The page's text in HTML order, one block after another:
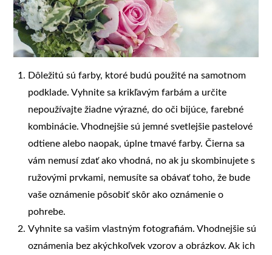
Dôležitú sú farby, ktoré budú použité na samotnom
podklade. Vyhnite sa krikľavým farbám a určite
nepoužívajte žiadne výrazné, do oči bijúce, farebné
kombinácie. Vhodnejšie sú jemné svetlejšie pastelové
odtiene alebo naopak, úplne tmavé farby. Čierna sa
vám nemusí zdať ako vhodná, no ak ju skombinujete s
ružovými prvkami, nemusíte sa obávať toho, že bude
vaše oznámenie pôsobiť skôr ako oznámenie o
pohrebe.
Vyhnite sa vašim vlastným fotografiám. Vhodnejšie sú
oznámenia bez akýchkoľvek vzorov a obrázkov. Ak ich